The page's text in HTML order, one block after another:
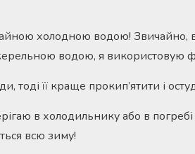
холодною водою! Звичайно,
водою, я використовую
тоді її краще прокип’ятити і
в холодильнику або в
всю зиму!